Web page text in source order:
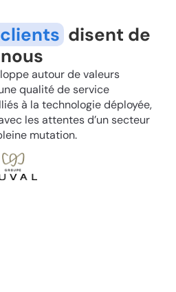
disent de
nous
autour de valeurs
qualité de service
à la technologie déployée,
les attentes d’un secteur
mutation.